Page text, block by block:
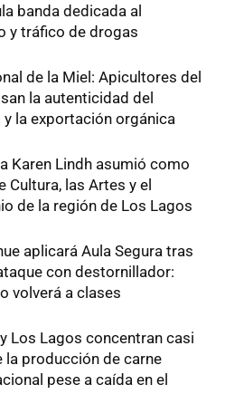
banda dedicada al
y tráfico de drogas
de la Miel: Apicultores del
la autenticidad del
la exportación orgánica
Karen Lindh asumió como
Cultura, las Artes y el
de la región de Los Lagos
aplicará Aula Segura tras
con destornillador:
volverá a clases
Los Lagos concentran casi
la producción de carne
pese a caída en el